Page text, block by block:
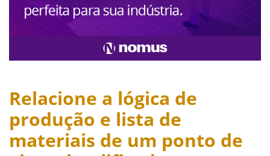
Relacione a lógica de
produção e lista de
materiais de um ponto de